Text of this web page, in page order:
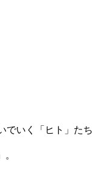
でいく「ヒト」たち